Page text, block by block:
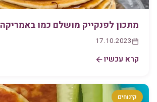
מתכון לפנקייק מושלם כמו באמריקה
17.10.2023
קרא עכשיו
קינוחים